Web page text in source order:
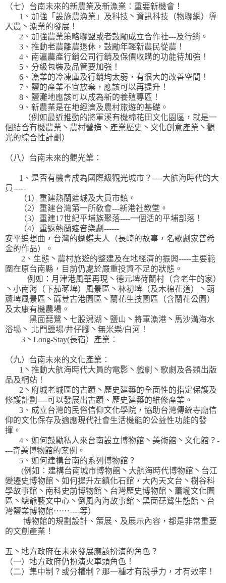
（七）台南未來的新農業及新漁業：重要新機會！
1、加強「設施農漁業」及科技丶資訊科技（物聯網）導
入農丶漁業的發展！
2、加強農業策略聯盟或者鼓勵成立合作社---及行銷。
3、推動老農離農退休，鼓勵年輕新農民從農！
4、南灜農產行銷公司行銷及保價收購的功能待加強！
5、分級包裝及品管要加強！
6、漁業的冷凍庫及行銷均太弱，有很大的改善空間！
7、鹽的產業不宜放棄，應該可以再提升！
8、鹽灘地應該可以成為新的養殖專區！
9、新農業是在地經濟及農村旅遊的基礎。
（例如最近推動的將軍溪有機棉花田文化園區，就是一
個結合有機農業丶農村營造丶產業歷史丶文化創意產業丶觀
光的綜合性計劃）
（八）台南未來的觀光業：
1、是否有機會成為國際級觀光城市？----大航海時代的大
員-----
（1）重建熱蘭遮城及大員市鎮。
（2）重建台灣第一所敎會---新港社教堂。
（3）重建17世紀平埔族聚落----一個活的平埔部落！
（4）重返熱蘭遮音樂劇------
安平追想曲，台灣的蝴蝶夫人（長崎的故事，名歌劇家普希
金的作品）。
2、生態丶農村旅遊的整建及在地經濟的振興-----主要範
圍在原台南縣，目前仍處於嚴重投資不足的狀態。
例如：月津港風華再現丶德元埤荷蘭村（含老牛的家）
丶小南海（下茄苳埤）風景區丶林初埤（及木棉花道）丶葫
蘆埤風景區丶蔴荳古港園區丶蘭花生技園區（含蘭花公園）
及太康有機農場。
黑面琵鷺丶七股潟湖丶鹽山丶將軍漁港丶馬沙溝海水
浴場丶 北門鹽場/井仔腳丶無米樂/白河！
3丶Long-Stay(長宿）產業：
（九）台南未來的文化產業：
1丶推動大航海時代大員的電影丶戲劇丶歌劇及各類出版
品及網站！
2丶府城老城區的古蹟丶歷史建築的全面性的指定保護及
修護計劃----可以發展出古蹟、歷史建築的維修產業。
3、成立台灣的民俗信仰文化學院，協助台灣傳統寺廟信
仰的文化保存及適應現代社會生活機能的公益性功能的發
揮。
4、如何鼓勵私人來台南設立博物館丶美術館丶文化館？-
---奇美博物館的案例。
5、如何建構台南的系列博物館？
(例如：建構台南城市博物館丶大航海時代博物館丶台江
變遷史博物館丶如何提升左鎮化石館，大內天文台丶樹谷科
學故事館丶南科史前博物館丶台灣歷史博物館丶蕭壠文化園
區丶總爺藝文中心丶倒風內海故事舘丶黑面琵鷺生態館丶台
灣鹽業博物館⋯⋯----等）
博物館的規劃設計、策展、及展示內容，都是非常重要
的文創產業！
五丶地方政府在未來發展應該扮演的角色？
（一）地方政府仍扮演火車頭角色！
（二）集中制？或分權制？那一種才有競爭力，才有效率！